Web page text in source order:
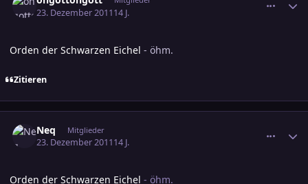
23. Dezember 201114 J.
Orden der Schwarzen Eichel - öhm.
Zitieren
Neq Mitglieder
23. Dezember 201114 J.
Orden der Schwarzen Eichel - öhm.